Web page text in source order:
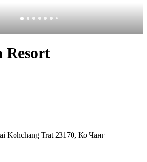
Resort
Kohchang Trat 23170, Ко Чанг